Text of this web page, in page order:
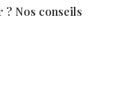
? Nos conseils